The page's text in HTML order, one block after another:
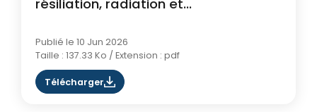
résiliation, radiation et
Publié le 10 Jun 2026
Taille : 137.33 Ko / Extension : pdf
Télécharger